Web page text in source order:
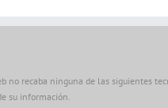
no recaba ninguna de las siguientes
su información.